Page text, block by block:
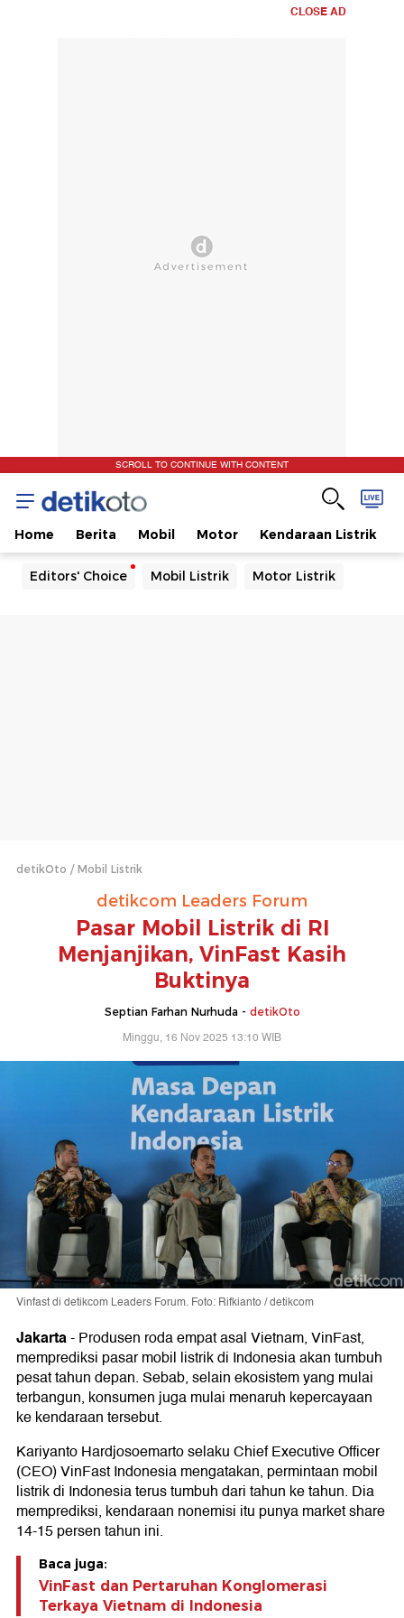
CLOSE AD
SCROLL TO CONTINUE WITH CONTENT
Home Berita Mobil Motor Kendaraan Listrik
Editors' Choice Mobil Listrik Motor Listrik
detikOto Mobil Listrik
detikcom Leaders Forum
Pasar Mobil Listrik di RI
Menjanjikan, VinFast Kasih
Buktinya
Septian Farhan Nurhuda - detikOto
Minggu, 16 Nov 2025 13:10 WIB
Vinfast di detikcom Leaders Forum. Foto: Rifkianto / detikcom
Jakarta-Produsen roda empat asal Vietnam, VinFast,
memprediksi pasar mobil listrik di Indonesia akan tumbuh
pesat tahun depan. Sebab, selain ekosistem yang mulai
terbangun, konsumen juga mulai menaruh kepercayaan
ke kendaraan tersebut.
Kariyanto Hardjosoemarto selaku Chief Executive Officer
(CEO) VinFast Indonesia mengatakan, permintaan mobil
listrik di Indonesia terus tumbuh dari tahun ke tahun. Dia
memprediksi, kendaraan nonemisi itu punya market share
14-15 persen tahun ini.
Baca juga:
VinFast dan Pertaruhan Konglomerasi
Terkaya Vietnam di Indonesia